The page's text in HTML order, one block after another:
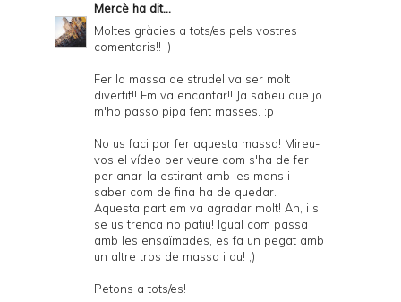
Mercè ha dit...
Moltes gràcies a tots/es pels vostres
comentaris!! :)
Fer la massa de strudel va ser molt
divertit!! Em va encantar!! Ja sabeu que jo
m'ho passo pipa fent masses. :p
No us faci por fer aquesta massa! Mireu-
vos el vídeo per veure com s'ha de fer
per anar-la estirant amb les mans i
saber com de fina ha de quedar.
Aquesta part em va agradar molt! Ah, i si
se us trenca no patiu! Igual com passa
amb les ensaïmades, es fa un pegat amb
un altre tros de massa i au! ;)
Petons a tots/es!